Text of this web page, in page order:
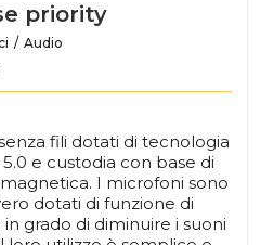
priority
Audio
fili dotati di tecnologia
e custodia con base di
I microfoni sono
dotati di funzione di
grado di diminuire i suoni